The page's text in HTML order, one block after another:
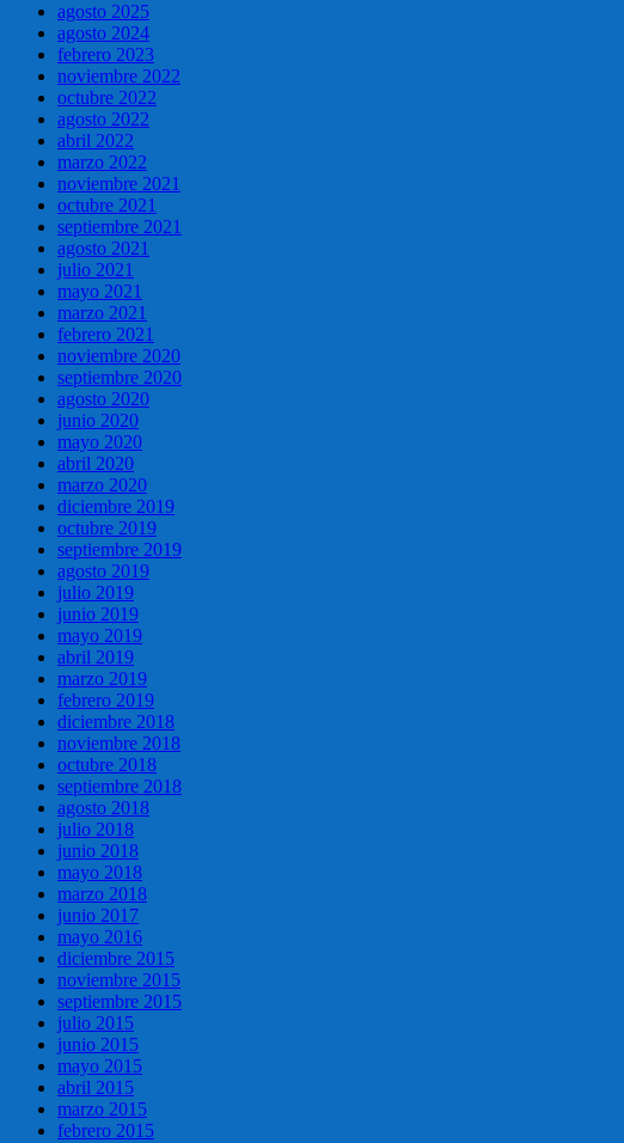
agosto 2025
agosto 2024
febrero 2023
noviembre 2022
octubre 2022
agosto 2022
abril 2022
marzo 2022
noviembre 2021
octubre 2021
septiembre 2021
agosto 2021
julio 2021
mayo 2021
marzo 2021
febrero 2021
noviembre 2020
septiembre 2020
agosto 2020
junio 2020
mayo 2020
abril 2020
marzo 2020
diciembre 2019
octubre 2019
septiembre 2019
agosto 2019
julio 2019
junio 2019
mayo 2019
abril 2019
marzo 2019
febrero 2019
diciembre 2018
noviembre 2018
octubre 2018
septiembre 2018
agosto 2018
julio 2018
junio 2018
mayo 2018
marzo 2018
junio 2017
mayo 2016
diciembre 2015
noviembre 2015
septiembre 2015
julio 2015
junio 2015
mayo 2015
abril 2015
marzo 2015
febrero 2015